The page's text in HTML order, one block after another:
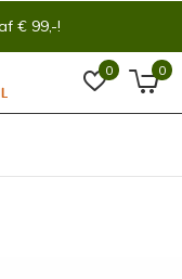
0 0
€ 99,-!